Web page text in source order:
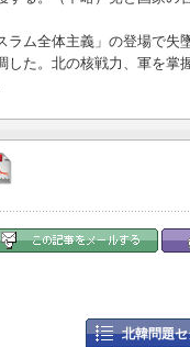
ラム全体主義」の登場で失
した。北の核戦力、軍を掌
北韓問題